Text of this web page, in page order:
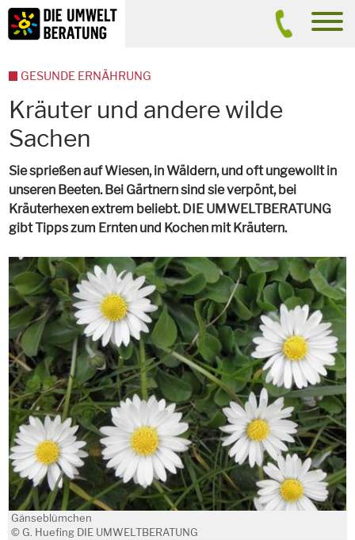
Inhalt
Suche
Kräuter und andere wilde
Sachen
Sie sprießen auf Wiesen, in Wäldern, und oft ungewollt in
unseren Beeten. Bei Gärtnern sind sie verpönt, bei
Kräuterhexen extrem beliebt. DIE UMWELTBERATUNG
gibt Tipps zum Ernten und Kochen mit Kräutern.
Gänseblümchen
© G. Huefing DIE UMWELTBERATUNG
GESUNDE ERNÄHRUNG